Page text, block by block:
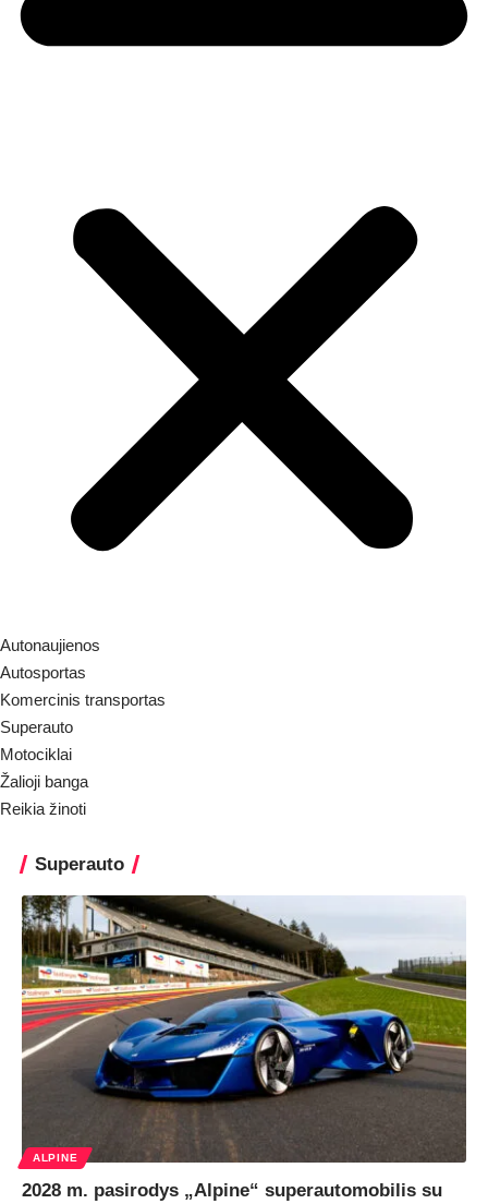
Autonaujienos
Autosportas
Komercinis transportas
Superauto
Motociklai
Žalioji banga
Reikia žinoti
Superauto
ALPINE
2028 m. pasirodys „Alpine“ superautomobilis su